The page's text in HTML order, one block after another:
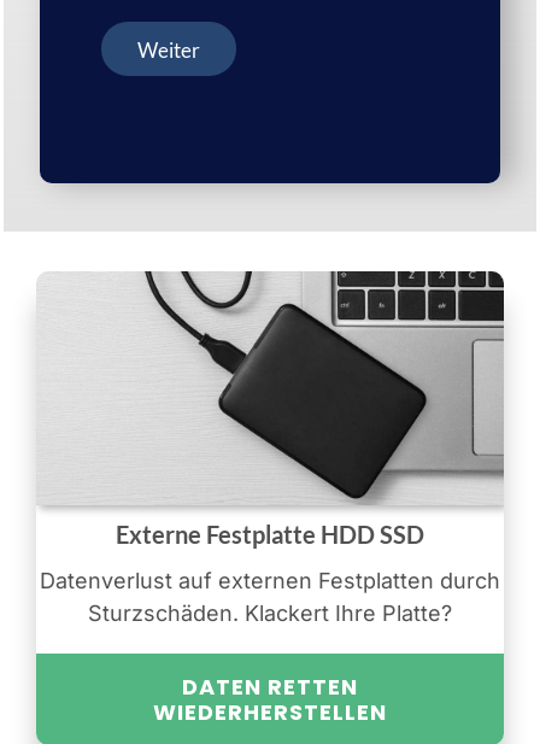
Weiter
Externe Festplatte HDD SSD
Datenverlust auf externen Festplatten durch
Sturzschäden. Klackert Ihre Platte?
DATEN RETTEN
WIEDERHERSTELLEN